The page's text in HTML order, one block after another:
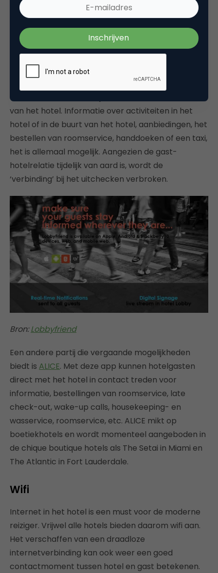
Mogelijkheden van integratie tussen app en
property management systeem. Bron:
HetLobbyfriendplatform noemt zichzelf een
‘tijdelijk’ sociaal netwerk voor hotels. Hiermee
kunnen gasten, tijdens het verblijf, in contact
treden én in contact blijven met de medewerkers
van het hotel. Informatie over activiteiten in het
hotel of in de buurt van het hotel, aanbiedingen, het
bestellen van roomservice, handdoeken of een taxi,
het is allemaal mogelijk. Aangezien de gast-
hotelrelatie tijdelijk van aard is, wordt de
‘verbinding’ bij het uitchecken verbroken.
Bron:Lobbyfriend
Een andere partij die vergaande mogelijkheden
biedt is ALICE. Met deze app kunnen hotelgasten
direct met het hotel in contact treden voor
informatie, bestellingen van roomservice, late
check-out, wake-up calls, housekeeping- en
wasservice, roomservice, etc. ALICE mikt op
boetiekhotels en wordt momenteel aangeboden in
de chique boutique hotels als The Setai in Miami en
The Atlantic in Fort Lauderdale.
Wifi
Internet in het hotel is een must voor de moderne
reiziger. Vrijwel alle hotels bieden daarom wifi aan.
Het verschaffen van een draadloze
internetverbinding kan ook weer een goed
contactmoment tussen hotel en gast betekenen.